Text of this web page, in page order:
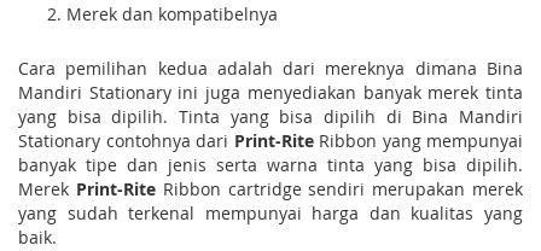
Merek dan kompatibelnya
Cara pemilihan kedua adalah dari mereknya dimana Bina
Mandiri Stationary ini juga menyediakan banyak merek tinta
yang bisa dipilih. Tinta yang bisa dipilih di Bina Mandiri
Stationary contohnya dari Print-RiteRibbon yang mempunyai
banyak tipe dan jenis serta warna tinta yang bisa dipilih.
Merek Print-RiteRibbon cartridge sendiri merupakan merek
yang sudah terkenal mempunyai harga dan kualitas yang
baik.